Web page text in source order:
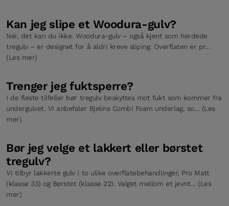
Kan jeg slipe et Woodura-gulv?
Nei, det kan du ikke. Woodura-gulv – også kjent som herdede
tregulv – er designet for å aldri kreve sliping. Overflaten er pr...
(Les mer)
Trenger jeg fuktsperre?
I de fleste tilfeller bør tregulv beskyttes mot fukt som kommer fra
undergulvet. Vi anbefaler Bjelins Combi Foam underlag, so... (Les
mer)
Bør jeg velge et lakkert eller børstet
tregulv?
Vi tilbyr lakkerte gulv i to ulike overflatebehandlinger, Pro Matt
(klasse 33) og Børstet (klasse 22). Valget mellom et jevnt... (Les
mer)